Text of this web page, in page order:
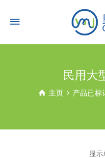
民用大
主页 产品已标
显示